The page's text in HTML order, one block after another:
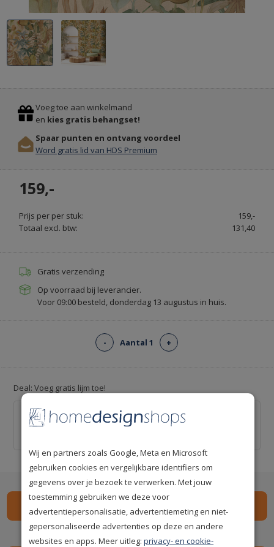
KARPETTEN
KARPETTENVOORDELIG
Previous
Stop
Voeg toe aan winkelmand
en kies gratis behangset!
Spaar punten en ontvang voordeel
Word gratis lid van HDS Premium
159,-
Prijs per per stuk:
159,-
Totaal excl. btw:
131,40
Gratis verzending
Op voorraad bij leverancier.
Voor 09:00 besteld, donderdag 13 augustus in huis.
- Aantal 1 +
Deal: Voeg gratis lijm toe!
Professionele behanglijm voor ca. 12 m² -
Kant-en-klaar
premium punten
Wij en partners zoals Google, Meta en Microsoft
gebruiken cookies en vergelijkbare identifiers om
gegevens over je bezoek te verwerken. Met jouw
toestemming gebruiken we deze voor
advertentiepersonalisatie, advertentiemeting en niet-
gepersonaliseerde advertenties op deze en andere
websites en apps. Meer uitleg:privacy- en cookie-